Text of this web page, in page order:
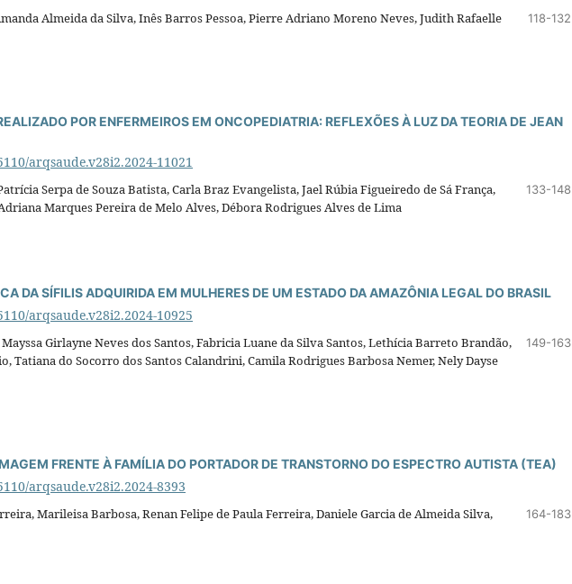
Almeida da Silva, Inês Barros Pessoa, Pierre Adriano Moreno Neves, Judith Rafaelle
118-132
POR ENFERMEIROS EM ONCOPEDIATRIA: REFLEXÕES À LUZ DA TEORIA DE JEAN
arqsaude.v28i2.2024-11021
Serpa de Souza Batista, Carla Braz Evangelista, Jael Rúbia Figueiredo de Sá França,
Marques Pereira de Melo Alves, Débora Rodrigues Alves de Lima
133-148
DA SÍFILIS ADQUIRIDA EM MULHERES DE UM ESTADO DA AMAZÔNIA LEGAL DO BRASIL
arqsaude.v28i2.2024-10925
Girlayne Neves dos Santos, Fabricia Luane da Silva Santos, Lethícia Barreto Brandão,
Tatiana do Socorro dos Santos Calandrini, Camila Rodrigues Barbosa Nemer, Nely Dayse
149-163
FRENTE À FAMÍLIA DO PORTADOR DE TRANSTORNO DO ESPECTRO AUTISTA (TEA)
arqsaude.v28i2.2024-8393
Marileisa Barbosa, Renan Felipe de Paula Ferreira, Daniele Garcia de Almeida Silva,
164-183